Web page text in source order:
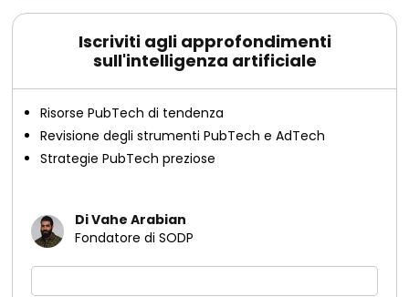
Iscriviti agli approfondimenti
sull'intelligenza artificiale
Risorse PubTech di tendenza
Revisione degli strumenti PubTech e AdTech
Strategie PubTech preziose
Di Vahe Arabian
Fondatore di SODP